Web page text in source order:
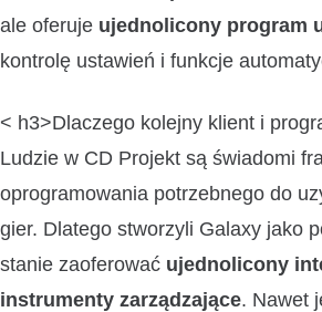
ale oferuje ujednolicony program
kontrolę ustawień i funkcje
< h3>Dlaczego kolejny klient i
Ludzie w CD Projekt są świadomi
oprogramowania potrzebnego do
gier. Dlatego stworzyli Galaxy jako
stanie zaoferować ujednolicony
instrumenty zarządzające. Nawet